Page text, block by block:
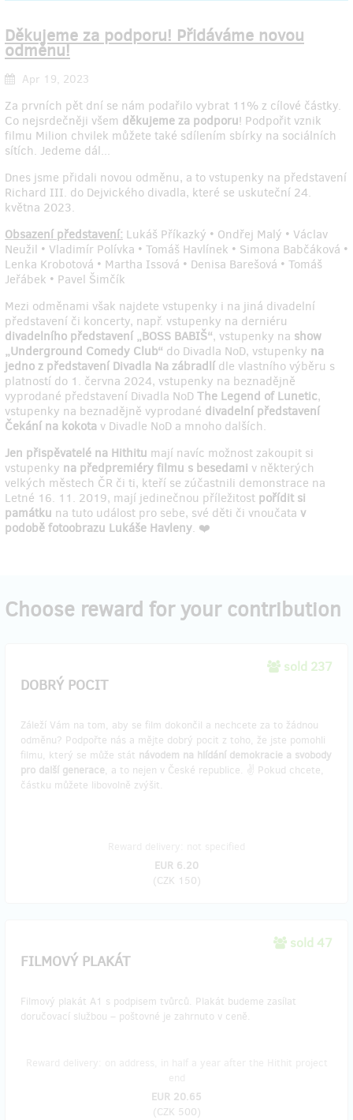
Děkujeme za podporu! Přidáváme novou
odměnu!
Apr 19, 2023
Za prvních pět dní se nám podařilo vybrat 11% z cílové částky.
Co nejsrdečněji všem děkujeme za podporu! Podpořit vznik
filmu Milion chvilek můžete také sdílením sbírky na sociálních
sítích. Jedeme dál...
Dnes jsme přidali novou odměnu, a to vstupenky na představení
Richard III. do Dejvického divadla, které se uskuteční 24.
května 2023.
Obsazení představení: Lukáš Příkazký • Ondřej Malý • Václav
Neužil • Vladimír Polívka • Tomáš Havlínek • Simona Babčáková •
Lenka Krobotová • Martha Issová • Denisa Barešová • Tomáš
Jeřábek • Pavel Šimčík
Mezi odměnami však najdete vstupenky i na jiná divadelní
představení či koncerty, např. vstupenky na derniéru
divadelního představení „BOSS BABIŠ“, vstupenky na show
„Underground Comedy Club“ do Divadla NoD, vstupenky na
jedno z představení Divadla Na zábradlídle vlastního výběru s
platností do 1. června 2024, vstupenky na beznadějně
vyprodané představení Divadla NoD The Legend of Lunetic,
vstupenky na beznadějně vyprodané divadelní představení
Čekání na kokota v Divadle NoD a mnoho dalších.
Jen přispěvatelé na Hithitu mají navíc možnost zakoupit si
vstupenky na předpremiéry filmu s besedami v některých
velkých městech ČR či ti, kteří se zúčastnili demonstrace na
Letné 16. 11. 2019, mají jedinečnou příležitost pořídit si
památku na tuto událost pro sebe, své děti či vnoučata v
podobě fotoobrazu Lukáše Havleny. ❤️
Choose reward for your contribution
sold 237
DOBRÝ POCIT
Záleží Vám na tom, aby se film dokončil a nechcete za to žádnou
odměnu? Podpořte nás a mějte dobrý pocit z toho, že jste pomohli
filmu, který se může stát návodem na hlídání demokracie a svobody
pro další generace, a to nejen v České republice. ✌️ Pokud chcete,
částku můžete libovolně zvýšit.
EUR 6.20
(CZK 150)
sold 47
FILMOVÝ PLAKÁT
Filmový plakát A1 s podpisem tvůrců. Plakát budeme zasílat
doručovací službou – poštovné je zahrnuto v ceně.
EUR 20.65
(CZK 500)